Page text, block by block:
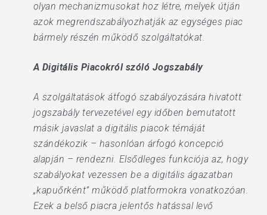
olyan mechanizmusokat hoz létre, melyek útján
azok megrendszabályozhatják az egységes piac
bármely részén működő szolgáltatókat.
A Digitális Piacokról szóló Jogszabály
A szolgáltatások átfogó szabályozására hivatott
jogszabály tervezetével egy időben bemutatott
másik javaslat a digitális piacok témáját
szándékozik – hasonlóan árfogó koncepció
alapján – rendezni. Elsődleges funkciója az, hogy
szabályokat vezessen be a digitális ágazatban
„kapuőrként” működő platformokra vonatkozóan.
Ezek a belső piacra jelentős hatással levő